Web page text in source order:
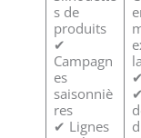
s de
produits
✔
Campagn
es
saisonniè
res
✔ Lignes